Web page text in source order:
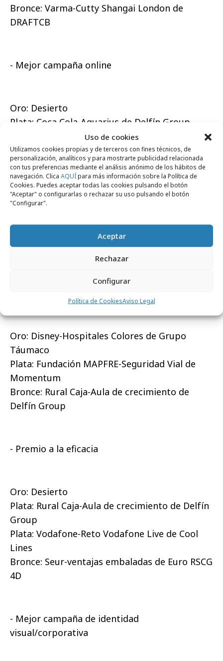
Uso de cookies
Utilizamos cookies propias y de terceros con fines técnicos, de
personalización, analíticos y para mostrarte publicidad relacionada
con tus preferencias mediante el análisis anónimo de los hábitos de
navegación. Clica AQUÍpara más información sobre la Política de
Cookies. Puedes aceptar todas las cookies pulsando el botón
"Aceptar" o configurarlas o rechazar su uso pulsando el botón
"Configurar".
Aceptar
Rechazar
Configurar
Política de CookiesAviso Legal
Bronce: Varma-Cutty Shangai London de
DRAFTCB
- Mejor campaña online
Oro: Desierto
Plata: Coca Cola-Aquarius de Delfín Group
Bronce: Ebay-Caza de pujas de Grupo Táumaco
- Mejor uso de nuevos formatos digitales
Oro: Varma-Cutty Shangai London de DraftFCB
Bronce: Desierto
Oro: Disney-Hospitales Colores de Grupo
Táumaco
Plata: Fundación MAPFRE-Seguridad Vial de
Momentum
Bronce: Rural Caja-Aula de crecimiento de
Delfín Group
- Premio a la eficacia
Oro: Desierto
Plata: Rural Caja-Aula de crecimiento de Delfín
Group
Plata: Vodafone-Reto Vodafone Live de Cool
Lines
Bronce: Seur-ventajas embaladas de Euro RSCG
4D
- Mejor campaña de identidad
visual/corporativa